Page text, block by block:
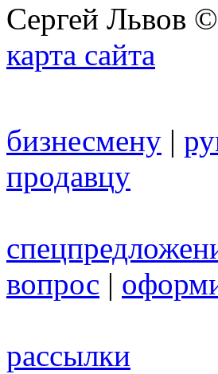
Сергей Львов
карта сайта
бизнесмену |
продавцу
вопрос |
рассылки